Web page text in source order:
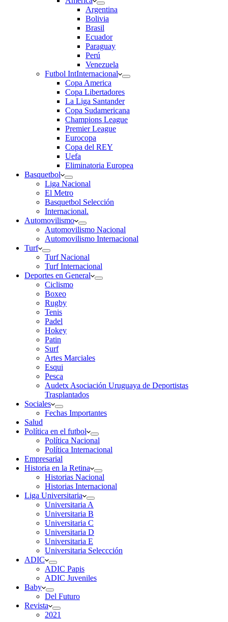
Argentina
Bolivia
Brasil
Ecuador
Paraguay
Perú
Venezuela
Futbol IntInternacional
Copa America
Copa Libertadores
La Liga Santander
Copa Sudamericana
Champions League
Premier League
Eurocopa
Copa del REY
Uefa
Eliminatoria Europea
Basquetbol
Liga Nacional
El Metro
Basquetbol Selección
Internacional.
Automovilismo
Automovilismo Nacional
Automovilismo Internacional
Turf
Turf Nacional
Turf Internacional
Deportes en General
Ciclismo
Boxeo
Rugby
Tenis
Padel
Hokey
Patin
Surf
Artes Marciales
Esqui
Pesca
Audetx Asociación Uruguaya de Deportistas
Trasplantados
Sociales
Fechas Importantes
Salud
Política en el futbol
Política Nacional
Política Internacional
Empresarial
Historia en la Retina
Historias Nacional
Historias Internacional
Liga Universitaria
Universitaria A
Universitaria B
Universitaria C
Universitaria D
Universitaria E
Universitaria Seleccción
ADIC
ADIC Papis
ADIC Juveniles
Baby
Del Futuro
Revista
2021